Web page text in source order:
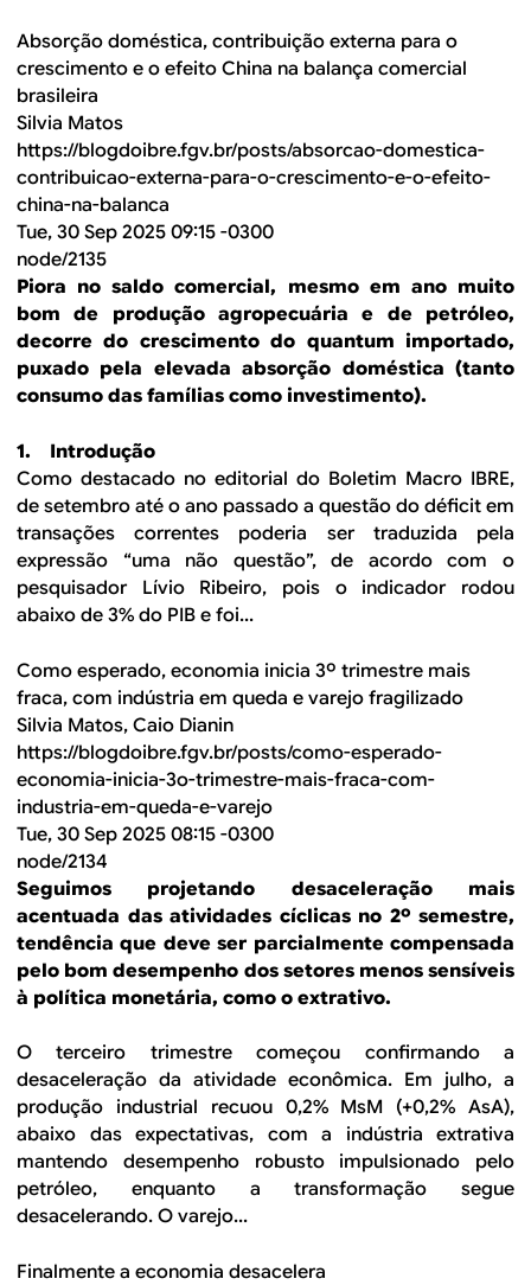
Absorção doméstica, contribuição externa para o
crescimento e o efeito China na balança comercial
brasileira
Silvia Matos
https://blogdoibre.fgv.br/posts/absorcao-domestica-
contribuicao-externa-para-o-crescimento-e-o-efeito-
china-na-balanca
Tue, 30 Sep 2025 09:15 -0300
node/2135
Piora no saldo comercial, mesmo em ano muito
bom de produção agropecuária e de petróleo,
decorre do crescimento do quantum importado,
puxado pela elevada absorção doméstica (tanto
consumo das famílias como investimento).
1. Introdução
Como destacado no editorial do Boletim Macro IBRE,
de setembro até o ano passado a questão do déficit em
transações correntes poderia ser traduzida pela
expressão “uma não questão”, de acordo com o
pesquisador Lívio Ribeiro, pois o indicador rodou
abaixo de 3% do PIB e foi...
Como esperado, economia inicia 3º trimestre mais
fraca, com indústria em queda e varejo fragilizado
Silvia Matos, Caio Dianin
https://blogdoibre.fgv.br/posts/como-esperado-
economia-inicia-3o-trimestre-mais-fraca-com-
industria-em-queda-e-varejo
Tue, 30 Sep 2025 08:15 -0300
node/2134
Seguimos projetando desaceleração mais
acentuada das atividades cíclicas no 2º semestre,
tendência que deve ser parcialmente compensada
pelo bom desempenho dos setores menos sensíveis
à política monetária, como o extrativo.
O terceiro trimestre começou confirmando a
desaceleração da atividade econômica. Em julho, a
produção industrial recuou 0,2% MsM (+0,2% AsA),
abaixo das expectativas, com a indústria extrativa
mantendo desempenho robusto impulsionado pelo
petróleo, enquanto a transformação segue
desacelerando. O varejo...
Finalmente a economia desacelera